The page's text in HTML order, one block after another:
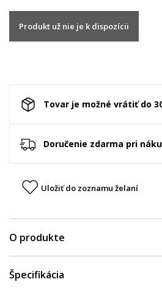
Produkt už nie je k dispozícii
Tovar je možné vrátiť do
Doručenie zdarma pri
Uložiť do zoznamu želaní
O produkte
Špecifikácia